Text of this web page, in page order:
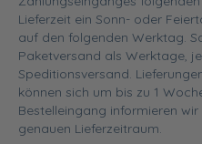
Lieferzeit ein Sonn- oder
auf den folgenden Werktag.
Paketversand als Werktage,
Speditionsversand.
können sich um bis zu 1
Bestelleingang informieren
genauen Lieferzeitraum.